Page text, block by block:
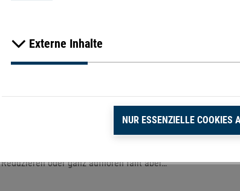
(mwe) Dass Tabak, Zigaretten & Co den Körper und
Reduzieren oder ganz aufhören fällt aber…
Externe Inhalte
NUR ESSENZIELLE COOKIES